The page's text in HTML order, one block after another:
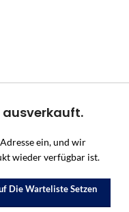
ausverkauft.
ein, und wir
wieder verfügbar ist.
Die Warteliste Setzen